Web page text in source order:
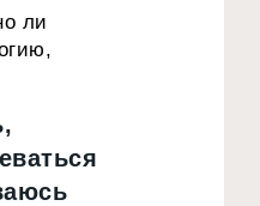
ли